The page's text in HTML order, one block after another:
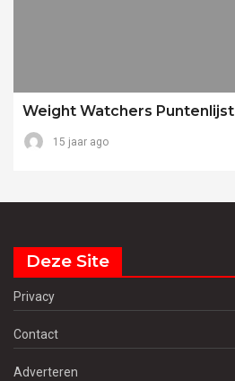
Weight Watchers Puntenlijst
15 jaar ago
Deze Site
Privacy
Contact
Adverteren